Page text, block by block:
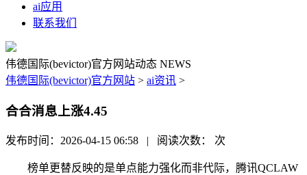
ai应用
联系我们
伟德国际(bevictor)官方网站动态 NEWS
伟德国际(bevictor)官方网站 > ai资讯 >
合合消息上涨4.45
发布时间：2026-04-15 06:58 | 阅读次数： 次
榜单更替反映的是单点能力强化而非代际，腾讯QCLAW